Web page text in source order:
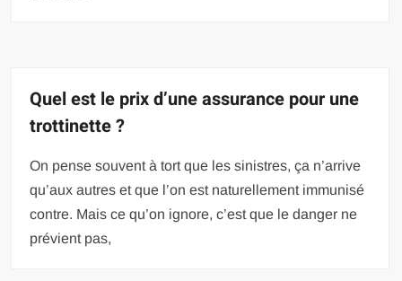
Quel est le prix d’une assurance pour une
trottinette ?
On pense souvent à tort que les sinistres, ça n’arrive
qu’aux autres et que l’on est naturellement immunisé
contre. Mais ce qu’on ignore, c’est que le danger ne
prévient pas,